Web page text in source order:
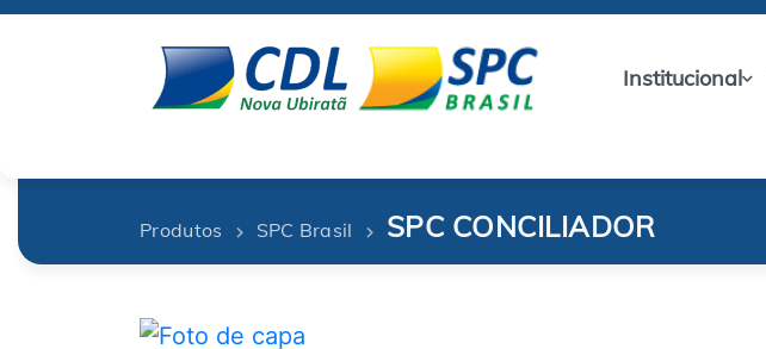
Institucional
Produtos SPC Brasil SPC CONCILIADOR